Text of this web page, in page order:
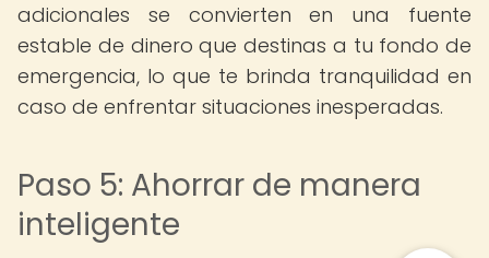
adicionales se convierten en una fuente
estable de dinero que destinas a tu fondo de
emergencia, lo que te brinda tranquilidad en
caso de enfrentar situaciones inesperadas.
Paso 5: Ahorrar de manera
inteligente